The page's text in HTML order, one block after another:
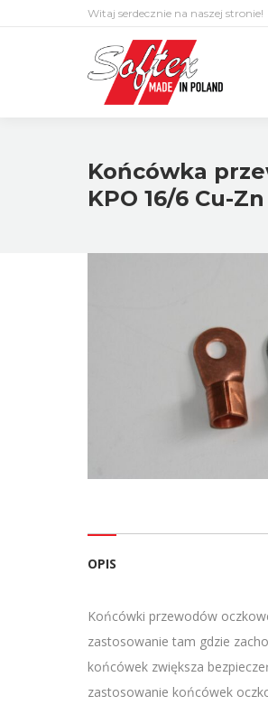
Witaj serdecznie na naszej stronie!
Końcówka
KPO 16/6 Cu-Zn
OPIS
Końcówki przewodów
zastosowanie tam gdzie
końcówek zwiększa
zastosowanie końcówek